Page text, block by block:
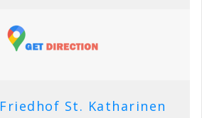
Friedhof St. Katharinen